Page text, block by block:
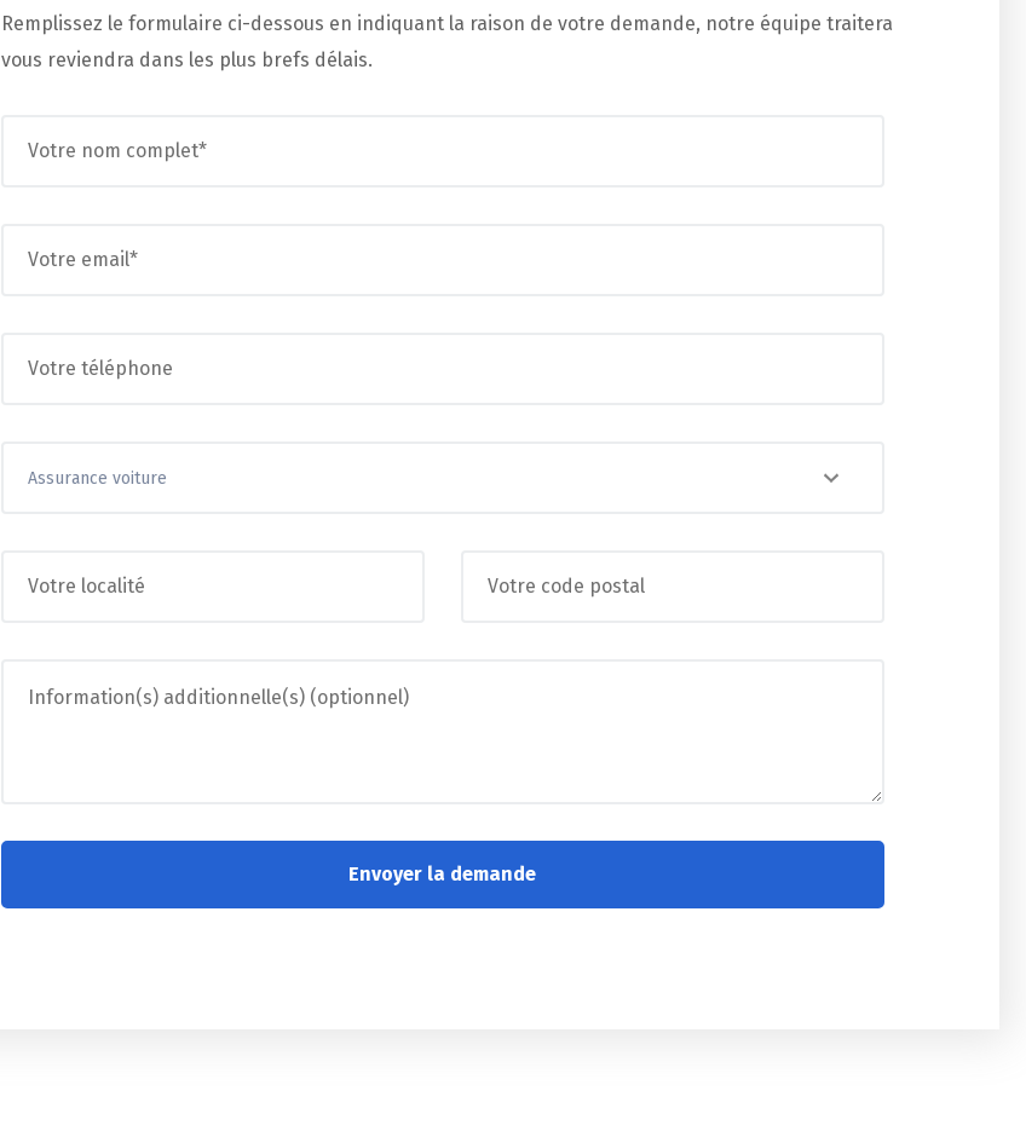
Remplissez le formulaire ci-dessous en indiquant la raison de votre demande, notre équipe traitera
vous reviendra dans les plus brefs délais.